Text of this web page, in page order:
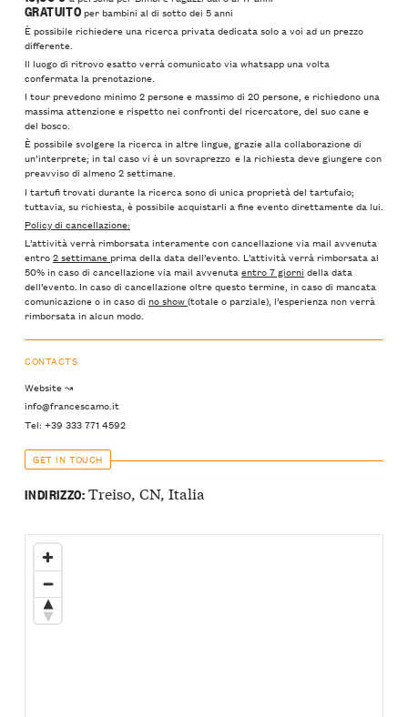
GRATUITOper bambini al di sotto dei 5 anni
È possibile richiedere una ricerca privata dedicata solo a voi ad un prezzo
differente.
Il luogo di ritrovo esatto verrà comunicato via whatsapp una volta
confermata la prenotazione.
I tour prevedono minimo 2 persone e massimo di 20 persone, e richiedono una
massima attenzione e rispetto nei confronti del ricercatore, del suo cane e
del bosco.
È possibile svolgere la ricerca in altre lingue, grazie alla collaborazione di
un’interprete; in tal caso vi è un sovraprezzo e la richiesta deve giungere con
preavviso di almeno 2 settimane.
I tartufi trovati durante la ricerca sono di unica proprietà del tartufaio;
tuttavia, su richiesta, è possibile acquistarli a fine evento direttamente da lui.
Policy di cancellazione:
L’attività verrà rimborsata interamente con cancellazione via mail avvenuta
entro2 settimaneprima della data dell’evento. L’attività verrà rimborsata al
50% in caso di cancellazione via mail avvenutaentro 7 giorni della data
dell’evento. In caso di cancellazione oltre questo termine, in caso di mancata
comunicazione o in caso di no show(totale o parziale), l’esperienza non verrà
rimborsata in alcun modo.
CONTACTS
Website ↝
info@francescamo.it
Tel: +39 333 771 4592
GET IN TOUCH
INDIRIZZO:Treiso, CN, Italia